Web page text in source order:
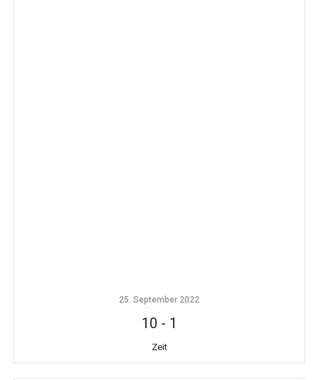
25. September 2022
10 - 1
Zeit